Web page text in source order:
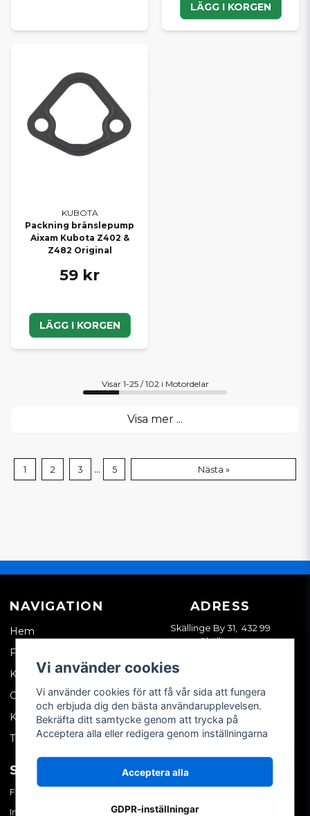
LÄGG I KORGEN
KUBOTA
Packning bränslepump
Aixam Kubota Z402 &
Z482 Original
59 kr
LÄGG I KORGEN
Visar 1-25 / 102 i Motordelar
Visa mer ...
1 2 3 ... 5 Nästa »
NAVIGATION
Hem
Företagskund
Kontakta oss
Om oss
Köpvillkor
Tips & trix
ADRESS
Skällinge By 31, 432 99
Skällinge
SOCIALA MEDIER
Facebook
Instagram
MITT KONTO
Vi använder cookies
Vi använder cookies för att få vår sida att fungera
och erbjuda dig den bästa användarupplevelsen.
Bekräfta ditt samtycke genom att trycka på
Acceptera alla eller redigera genom inställningarna
Acceptera alla
GDPR-inställningar